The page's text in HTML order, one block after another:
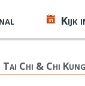
Kijk
Tai Chi & Chi